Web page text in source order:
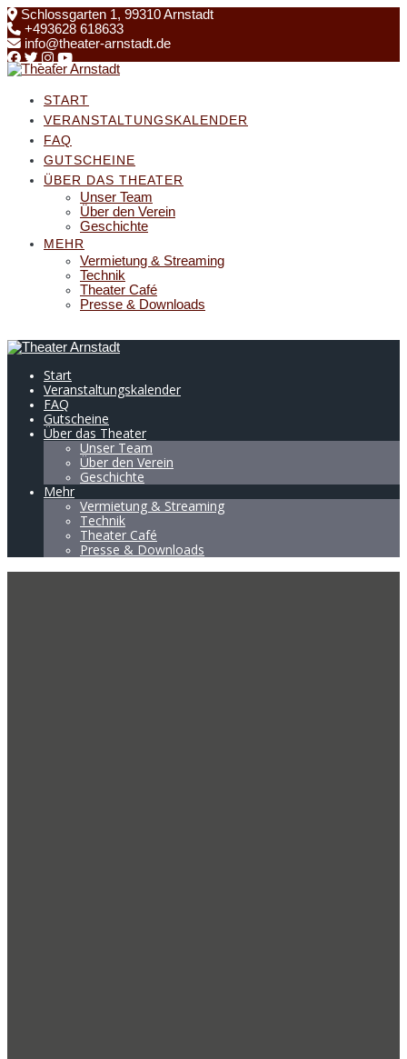
Skip
to
content
Schlossgarten 1, 99310 Arnstadt
+493628 618633
info@theater-arnstadt.de
START
VERANSTALTUNGSKALENDER
FAQ
GUTSCHEINE
ÜBER DAS THEATER
Unser Team
Über den Verein
Geschichte
MEHR
Vermietung & Streaming
Technik
Theater Café
Presse & Downloads
Start
Veranstaltungskalender
FAQ
Gutscheine
Über das Theater
Unser Team
Über den Verein
Geschichte
Mehr
Vermietung & Streaming
Technik
Theater Café
Presse & Downloads